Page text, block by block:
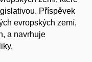
Příspěvek
evropských zemí,
a navrhuje